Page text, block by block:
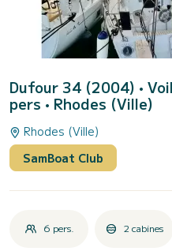
Dufour 34 (2004) •
pers • Rhodes (Ville)
Rhodes (Ville)
SamBoat Club
6 pers. 2 cabines